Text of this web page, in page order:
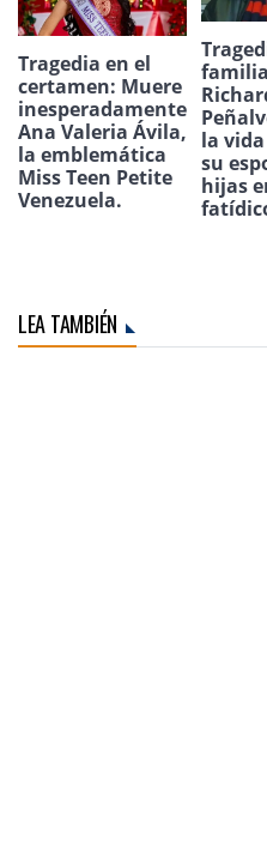
Tragedia en el
certamen: Muere
inesperadamente
Ana Valeria Ávila,
la emblemática
Miss Teen Petite
Venezuela.
la
su
hijas
LEA TAMBIÉN